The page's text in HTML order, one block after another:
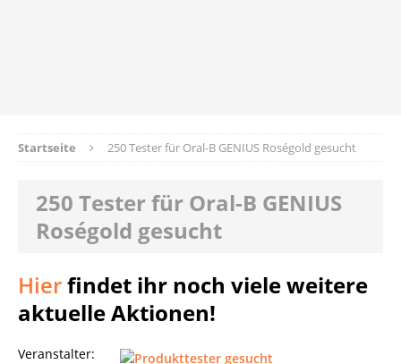
Startseite 250 Tester für Oral-B GENIUS Roségold gesucht
250 Tester für Oral-B GENIUS
Roségold gesucht
Hierfindet ihr noch viele weitere
aktuelle Aktionen!
Veranstalter: